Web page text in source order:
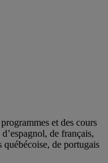
et des cours
de français,
québécoise, de portugais